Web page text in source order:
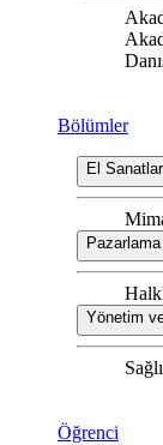
Bölümler
El
Yönetim
Öğrenci